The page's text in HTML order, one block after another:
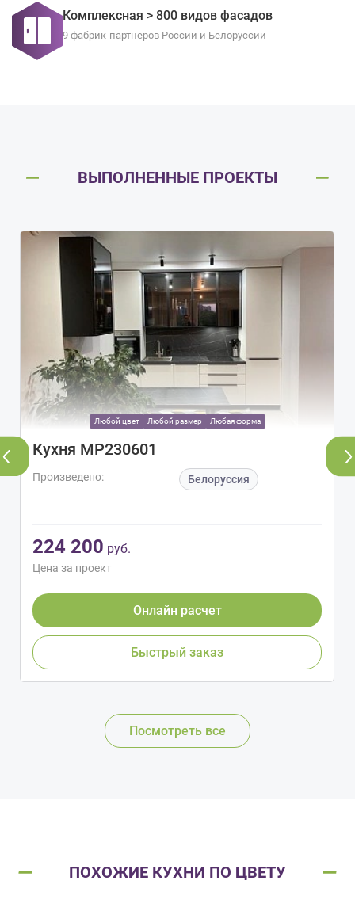
Комплексная > 800 видов фасадов
9 фабрик-партнеров России и Белоруссии
ВЫПОЛНЕННЫЕ ПРОЕКТЫ
Любой цвет Любой размер Любая форма
Кухня МР230601
Произведено: Белоруссия
224 200 руб.
Цена за проект
Онлайн расчет
Быстрый заказ
Посмотреть все
ПОХОЖИЕ КУХНИ ПО ЦВЕТУ